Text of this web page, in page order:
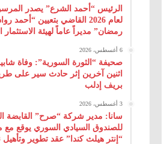
لعام 2026 ‌القاضي بتعيين
رمضان” مديراً عاماً لهيئة ‌الاستثمار
6 أغسطس، 2026
صحيفة “الثورة السورية”: وفاة
اثنين آخرين إثر حادث سير على
بريف إدلب
3 أغسطس، 2026
سانا: مدير شركة “صرح” القابضة
للصندوق السيادي السوري يوقع
“إنتر هيلث كندا” عقد تطوير